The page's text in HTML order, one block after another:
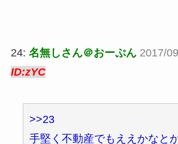
24: 名無しさん＠おーぷん 2017/
ID:zYC
>>23
手堅く不動産でもええかなと